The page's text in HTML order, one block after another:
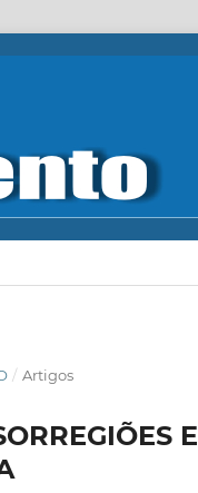
/ Artigos
E